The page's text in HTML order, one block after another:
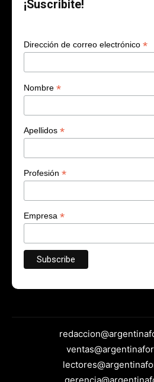
No te pierdas ninguna
¡Suscribite!
Dirección de correo electrónico*
Nombre*
Apellidos*
Profesión*
Empresa*